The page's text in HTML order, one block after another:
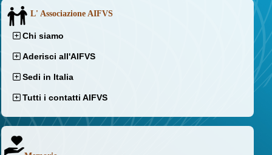
L' Associazione AIFVS
Chi siamo
Aderisci all'AIFVS
Sedi in Italia
Tutti i contatti AIFVS